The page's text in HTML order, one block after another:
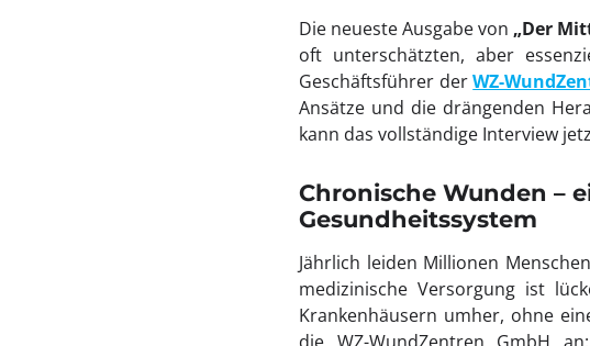
Die neueste Ausgabe von „Der
oft unterschätzten, aber
Geschäftsführer derWZ-
Ansätze und die drängenden
kann das vollständige Interview
Chronische Wunden –
Gesundheitssystem
Jährlich leiden Millionen
medizinische Versorgung ist
Krankenhäusern umher, ohne